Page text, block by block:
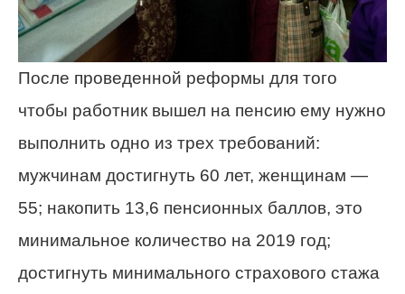
После проведенной реформы для того
чтобы работник вышел на пенсию ему нужно
выполнить одно из трех требований:
мужчинам достигнуть 60 лет, женщинам —
55; накопить 13,6 пенсионных баллов, это
минимальное количество на 2019 год;
достигнуть минимального страхового стажа